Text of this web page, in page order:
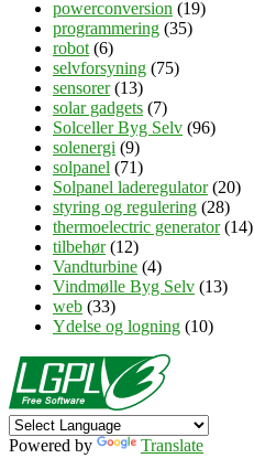
powerconversion (19)
programmering (35)
robot (6)
selvforsyning (75)
sensorer(13)
solar gadgets (7)
Solceller Byg Selv (96)
solenergi (9)
solpanel (71)
Solpanel laderegulator(20)
styring og regulering (28)
thermoelectric generator(14)
tilbehør(12)
Vandturbine (4)
Vindmølle Byg Selv (13)
web (33)
Ydelse og logning (10)
Powered by Translate